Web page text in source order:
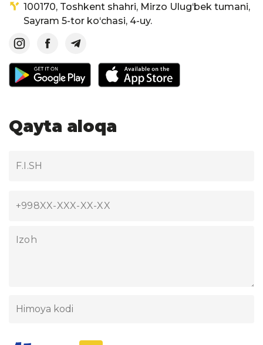
100170, Toshkent shahri, Mirzo Ulug‘bek tumani,
Sayram 5-tor ko‘chasi, 4-uy.
Qayta aloqa